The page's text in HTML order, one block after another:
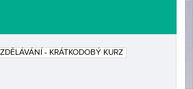
- KRÁTKODOBÝ KURZ